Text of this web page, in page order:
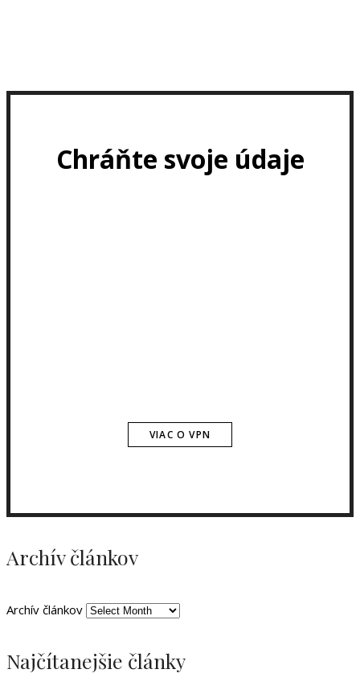
Chráňte svoje údaje
VIAC O VPN
Archív článkov
Archív článkov
Najčítanejšie články